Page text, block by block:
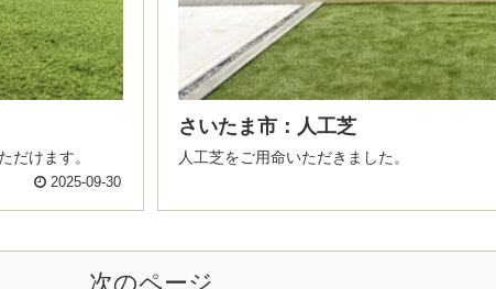
しいただけます。
2025-09-30
さいたま市：人工芝
人工芝をご用命いただきました。
次のページ